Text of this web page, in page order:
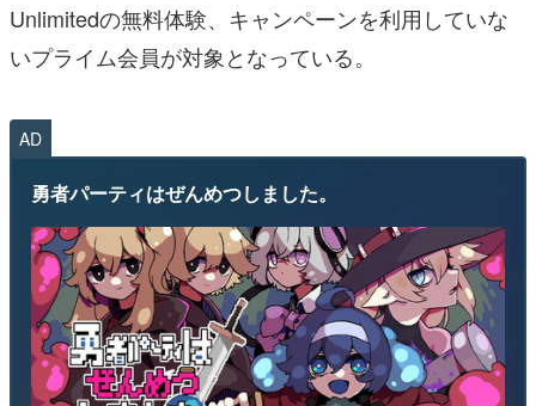
Unlimitedの無料体験、キャンペーンを利用していな
いプライム会員が対象となっている。
AD
勇者パーティはぜんめつしました。